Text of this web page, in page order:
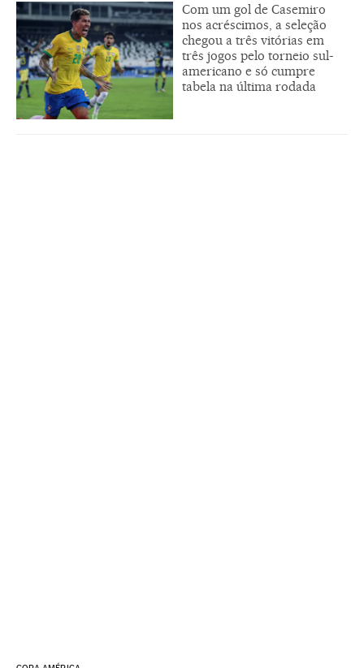
Com um gol de Casemiro
nos acréscimos, a seleção
chegou a três vitórias em
três jogos pelo torneio sul-
americano e só cumpre
tabela na última rodada